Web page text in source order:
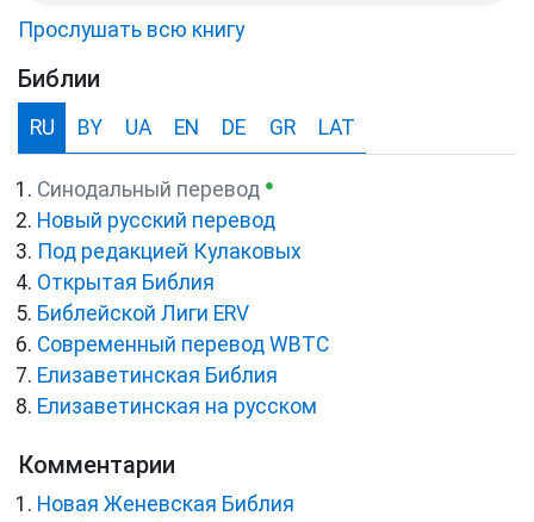
Прослушать всю книгу
Библии
RU BY UA EN DE GR LAT
Синодальный перевод ●
Новый русский перевод
Под редакцией Кулаковых
Открытая Библия
Библейской Лиги ERV
Cовременный перевод WBTC
Елизаветинская Библия
Елизаветинская на русском
Комментарии
Новая Женевская Библия